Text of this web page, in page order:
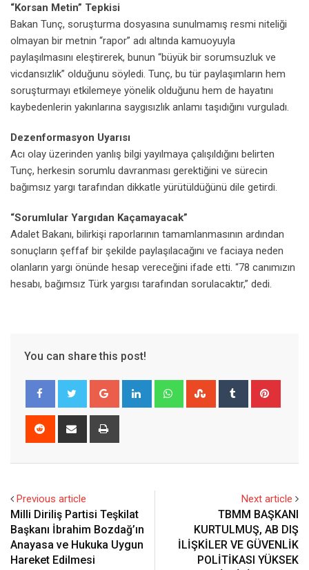
“Korsan Metin” Tepkisi
Bakan Tunç, soruşturma dosyasına sunulmamış resmi niteliği
olmayan bir metnin “rapor” adı altında kamuoyuyla
paylaşılmasını eleştirerek, bunun “büyük bir sorumsuzluk ve
vicdansızlık” olduğunu söyledi. Tunç, bu tür paylaşımların hem
soruşturmayı etkilemeye yönelik olduğunu hem de hayatını
kaybedenlerin yakınlarına saygısızlık anlamı taşıdığını vurguladı.
Dezenformasyon Uyarısı
Acı olay üzerinden yanlış bilgi yayılmaya çalışıldığını belirten
Tunç, herkesin sorumlu davranması gerektiğini ve sürecin
bağımsız yargı tarafından dikkatle yürütüldüğünü dile getirdi.
“Sorumlular Yargıdan Kaçamayacak”
Adalet Bakanı, bilirkişi raporlarının tamamlanmasının ardından
sonuçların şeffaf bir şekilde paylaşılacağını ve faciaya neden
olanların yargı önünde hesap vereceğini ifade etti. “78 canımızın
hesabı, bağımsız Türk yargısı tarafından sorulacaktır,” dedi.
You can share this post!
Google+ LinkedIn WhatsappStumbleUpon
Tumblr
Reddit
Share
Previous article
Milli Diriliş Partisi Teşkilat
Başkanı İbrahim Bozdağ’ın
Anayasa ve Hukuka Uygun
Hareket Edilmesi
Next article
TBMM BAŞKANI
KURTULMUŞ, AB DIŞ
İLİŞKİLER VE GÜVENLİK
POLİTİKASI YÜKSEK